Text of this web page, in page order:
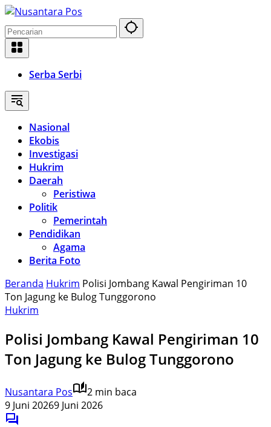
Langsung
ke
konten
Serba Serbi
Nasional
Ekobis
Investigasi
Hukrim
Daerah
Peristiwa
Politik
Pemerintah
Pendidikan
Agama
Berita Foto
Beranda Hukrim Polisi Jombang Kawal Pengiriman 10
Ton Jagung ke Bulog Tunggorono
Hukrim
Polisi Jombang Kawal Pengiriman 10
Ton Jagung ke Bulog Tunggorono
Nusantara Pos
2 min baca
9 Juni 20269 Juni 2026